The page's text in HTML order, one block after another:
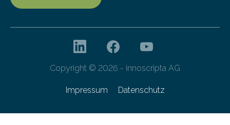
Copyright © 2026 - innoscripta AG
Impressum Datenschutz